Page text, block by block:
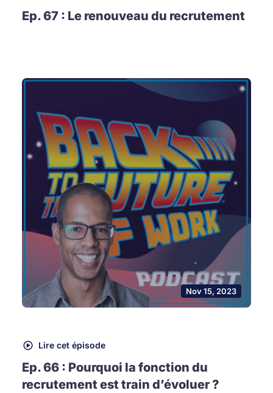
Ep. 67 : Le renouveau du recrutement
Nov 15, 2023
Lire cet épisode
Ep. 66 : Pourquoi la fonction du
recrutement est train d’évoluer ?